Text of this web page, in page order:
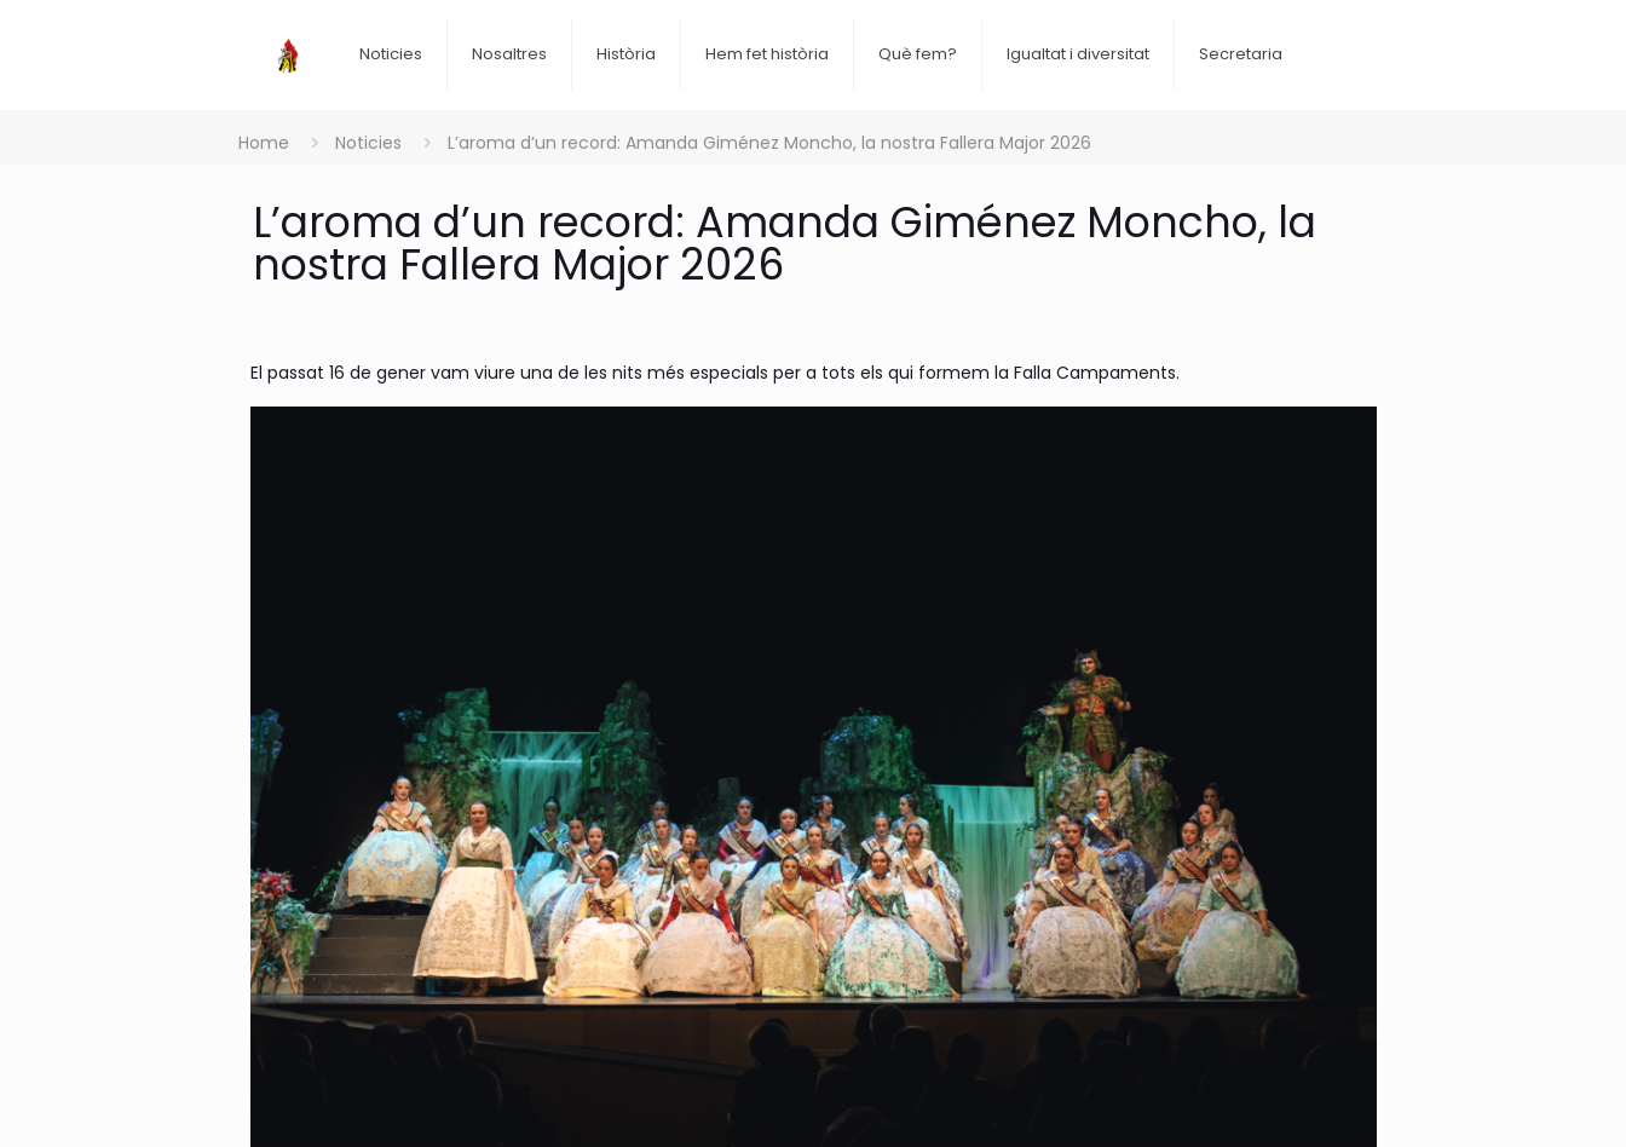
Noticies Nosaltres Història Hem fet història Què fem? Igualtat i diversitat Secretaria
Home Noticies L’aroma d’un record: Amanda Giménez Moncho, la nostra Fallera Major 2026
L’aroma d’un record: Amanda Giménez Moncho, la
nostra Fallera Major 2026
El passat 16 de gener vam viure una de les nits més especials per a tots els qui formem la Falla Campaments.